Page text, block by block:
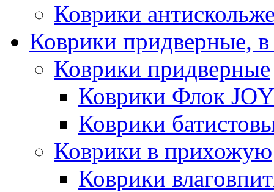
Коврики
Коврики придверные,
Коврики придверные
Коврики Флок
Коврики
Коврики в прихожую
Коврики